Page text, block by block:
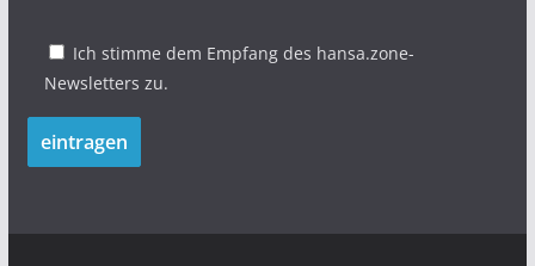
Ich stimme dem Empfang des hansa.zone-
Newsletters zu.